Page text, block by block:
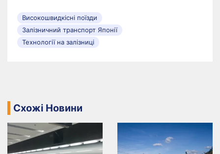
Високошвидкісні поїзди
Залізничний транспорт Японії
Технології на залізниці
Схожі Новини